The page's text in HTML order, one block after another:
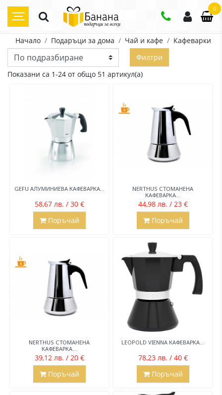
0
Начало Подаръци за дома Чай и кафе
Кафеварки
Филтри
Показани са 1-24 от общо 51 артикул(а)
GEFU АЛУМИНИЕВА КАФЕВАРКА...
58,67 лв. / 30 €
Поръчай
NERTHUS СТОМАНЕНА
КАФЕВАРКА...
44,98 лв. / 23 €
Поръчай
NERTHUS СТОМАНЕНА
КАФЕВАРКА...
39,12 лв. / 20 €
Поръчай
LEOPOLD VIENNA КАФЕВАРКА...
78,23 лв. / 40 €
Поръчай